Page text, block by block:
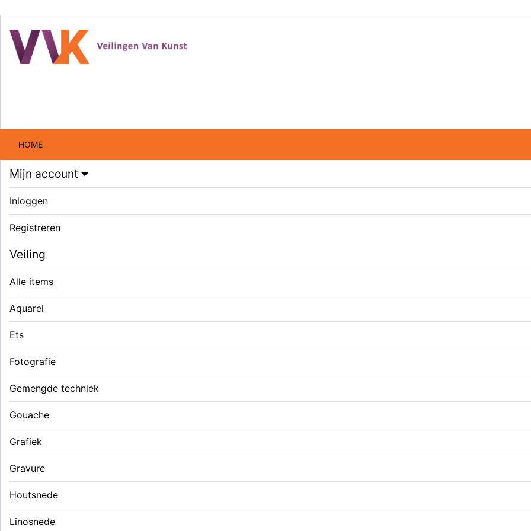
HOME
Mijn account
Inloggen
Registreren
Veiling
Alle items
Aquarel
Ets
Fotografie
Gemengde techniek
Gouache
Grafiek
Gravure
Houtsnede
Linosnede